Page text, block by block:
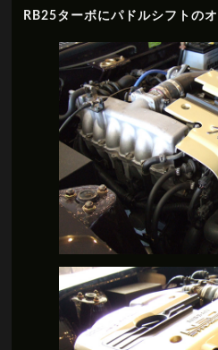
RB25ターボにパドルシフトの